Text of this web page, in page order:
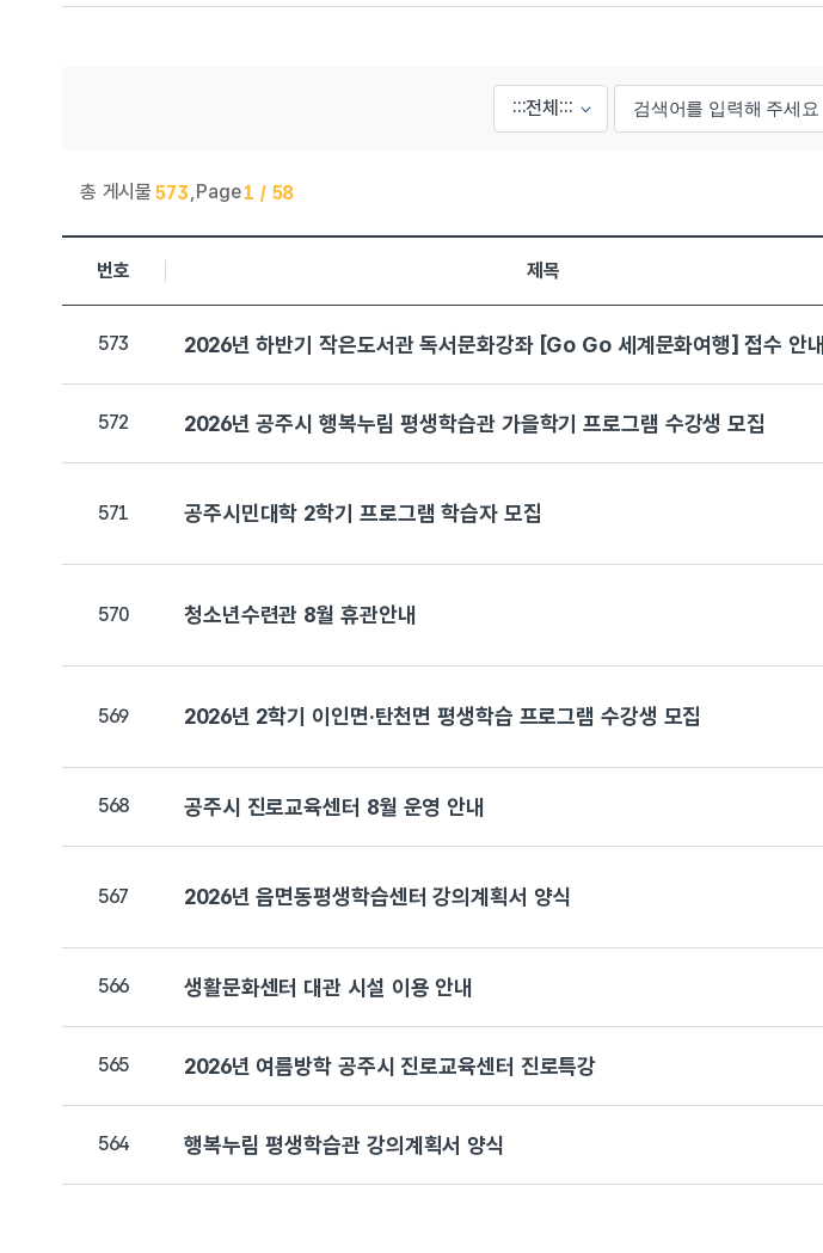
총 게시물 573,Page1 / 58
행복누림 > 공지사항 목록으로 번호, 제목, 작성자, 조회수,등록일, 첨부파일로 나열 되고 있습니다.
번호
제목
573 2026년 하반기 작은도서관 독서문화강좌 [Go Go 세계문화여행] 접수 안내
572 2026년 공주시 행복누림 평생학습관 가을학기 프로그램 수강생 모집
571 공주시민대학 2학기 프로그램 학습자 모집
570 청소년수련관 8월 휴관안내
569 2026년 2학기 이인면·탄천면 평생학습 프로그램 수강생 모집
568 공주시 진로교육센터 8월 운영 안내
567 2026년 읍면동평생학습센터 강의계획서 양식
566 생활문화센터 대관 시설 이용 안내
565 2026년 여름방학 공주시 진로교육센터 진로특강
564 행복누림 평생학습관 강의계획서 양식